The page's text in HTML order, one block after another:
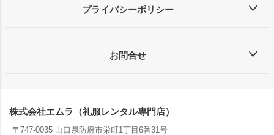
プライバシーポリシー
お問合せ
株式会社エムラ（礼服レンタル専門店）
〒747-0035 山口県防府市栄町1丁目6番31号